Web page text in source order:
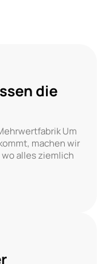
die
Um
machen wir
alles ziemlich